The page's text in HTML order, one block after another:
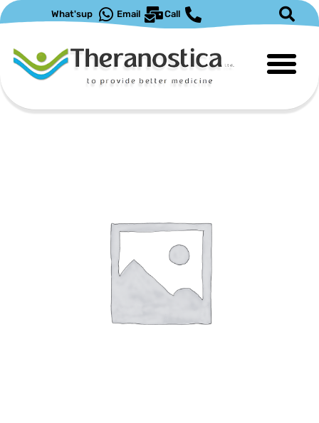
Call
Email
What'sup